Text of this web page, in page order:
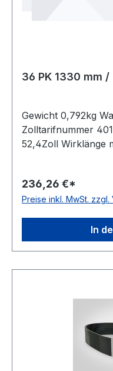
36 PK 1330 mm
Gewicht 0,792kg
Zolltarifnummer
52,4Zoll Wirklänge
Material Neoprene
Rippenabstand
236,26 €*
Preise inkl. MwSt.
In